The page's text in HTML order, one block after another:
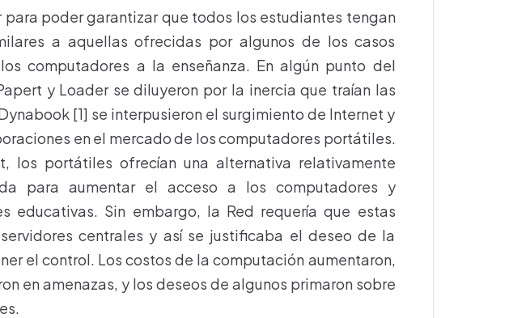
para poder garantizar que todos los estudiantes tengan
a aquellas ofrecidas por algunos de los casos
computadores a la enseñanza. En algún punto del
y Loader se diluyeron por la inercia que traían las
[1] se interpusieron el surgimiento de Internet y
en el mercado de los computadores portátiles.
los portátiles ofrecían una alternativa relativamente
para aumentar el acceso a los computadores y
educativas. Sin embargo, la Red requería que estas
centrales y así se justificaba el deseo de la
el control. Los costos de la computación aumentaron,
en amenazas, y los deseos de algunos primaron sobre